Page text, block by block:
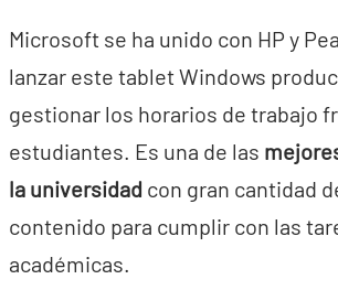
Microsoft se ha unido con HP y
lanzar este tablet Windows
gestionar los horarios de trabajo
estudiantes. Es una de las
la universidad con gran cantidad
contenido para cumplir con las
académicas.